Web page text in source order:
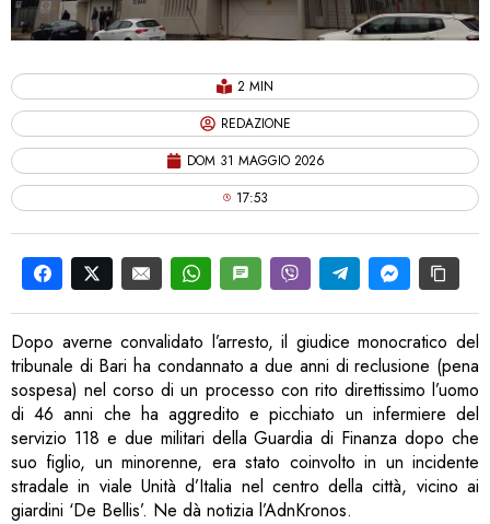
2 MIN
REDAZIONE
DOM 31 MAGGIO 2026
17:53
Dopo averne convalidato l’arresto, il giudice monocratico del
tribunale di Bari ha condannato a due anni di reclusione (pena
sospesa) nel corso di un processo con rito direttissimo l’uomo
di 46 anni che ha aggredito e picchiato un infermiere del
servizio 118 e due militari della Guardia di Finanza dopo che
suo figlio, un minorenne, era stato coinvolto in un incidente
stradale in viale Unità d’Italia nel centro della città, vicino ai
giardini ‘De Bellis’. Ne dà notizia l’AdnKronos.